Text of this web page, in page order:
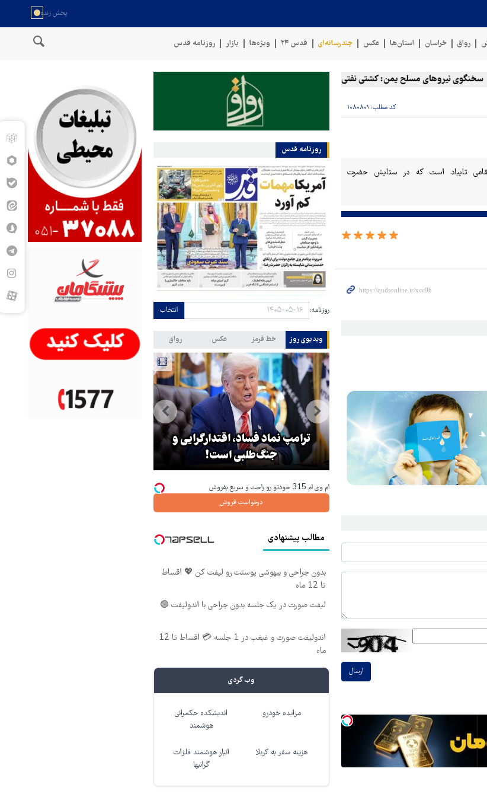
رواق خراسان استان‌ها عکس چندرسانه‌ای قدس ۲۴ ویژه‌ها بازار روزنامه قدس
سخنگوی نیروهای مسلح یمن: کشتی نفتی عربستان را با موشک بالستیک هدف قرار دادیم
کد مطلب: ۱۰۸۰۸۰۱
تایباد است که در ستایش حضرت
ارسال
روزنامه قدس
روزنامه: انتخاب
ویدیوی روز خط قرمز عکس رواق
هماهنگی محور مقاومت، آمریکا را
در منطقه درمانده کرد
ترامپ نماد فساد، اقتدارگرایی و
جنگ‌طلبی است!
ام وی ام 315 خودتو رو راحت و سریع بفروش
درخواست فروش
مطالب پیشنهادی
بدون جراحی و بیهوشی پوستت رو لیفت کن 💖 اقساط
تا 12 ماه
لیفت صورت در یک جلسه بدون جراحی با اندولیفت 🟢
اندولیفت صورت و غبغب در 1 جلسه 💳 اقساط تا 12
ماه
وب گردی
مزایده خودرو
اندیشکده حکمرانی
هوشمند
هزینه سفر به کربلا
انبار هوشمند فلزات
گرانبها